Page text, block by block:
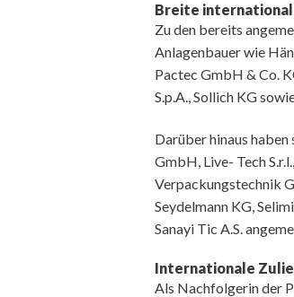
Breite
Zu den bereits
Anlagenbauer wie
Pactec GmbH & Co.
S.p.A., Sollich KG
Darüber hinaus
GmbH, Live- Tech
Verpackungstechnik
Seydelmann KG,
Sanayi Tic A.S.
Internationale
Als Nachfolgerin der